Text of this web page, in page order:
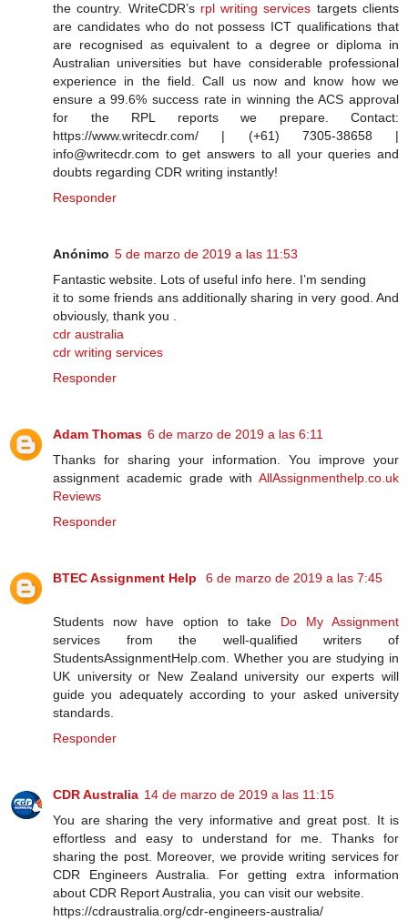
the country. WriteCDR’s rpl writing services targets clients
are candidates who do not possess ICT qualifications that
are recognised as equivalent to a degree or diploma in
Australian universities but have considerable professional
experience in the field. Call us now and know how we
ensure a 99.6% success rate in winning the ACS approval
for the RPL reports we prepare. Contact:
https://www.writecdr.com/ | (+61) 7305-38658 |
info@writecdr.com to get answers to all your queries and
doubts regarding CDR writing instantly!
Responder
Anónimo 5 de marzo de 2019 a las 11:53
Fantastic website. Lots of useful info here. I’m sending
it to some friends ans additionally sharing in very good. And
obviously, thank you .
cdr australia
cdr writing services
Responder
Adam Thomas 6 de marzo de 2019 a las 6:11
Thanks for sharing your information. You improve your
assignment academic grade with AllAssignmenthelp.co.uk
Reviews
Responder
BTEC Assignment Help 6 de marzo de 2019 a las 7:45
Students now have option to take Do My Assignment
services from the well-qualified writers of
StudentsAssignmentHelp.com. Whether you are studying in
UK university or New Zealand university our experts will
guide you adequately according to your asked university
standards.
Responder
CDR Australia 14 de marzo de 2019 a las 11:15
You are sharing the very informative and great post. It is
effortless and easy to understand for me. Thanks for
sharing the post. Moreover, we provide writing services for
CDR Engineers Australia. For getting extra information
about CDR Report Australia, you can visit our website.
https://cdraustralia.org/cdr-engineers-australia/